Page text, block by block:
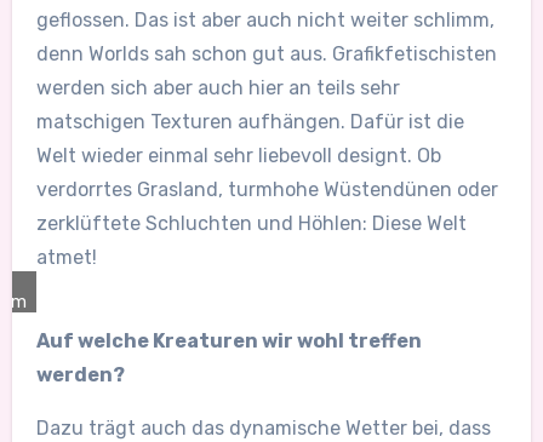
geflossen. Das ist aber auch nicht weiter schlimm,
denn Worlds sah schon gut aus. Grafikfetischisten
werden sich aber auch hier an teils sehr
matschigen Texturen aufhängen. Dafür ist die
Welt wieder einmal sehr liebevoll designt. Ob
verdorrtes Grasland, turmhohe Wüstendünen oder
zerklüftete Schluchten und Höhlen: Diese Welt
atmet!
Auf welche Kreaturen wir wohl treffen
werden?
Dazu trägt auch das dynamische Wetter bei, dass